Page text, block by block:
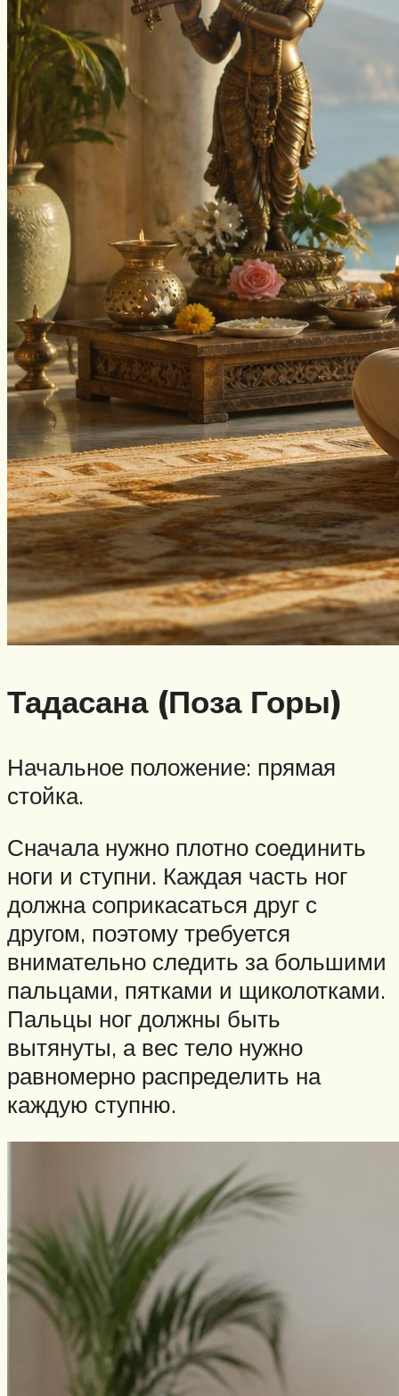
Тадасана (Поза Горы)
Начальное положение: прямая
стойка.
Сначала нужно плотно соединить
ноги и ступни. Каждая часть ног
должна соприкасаться друг с
другом, поэтому требуется
внимательно следить за большими
пальцами, пятками и щиколотками.
Пальцы ног должны быть
вытянуты, а вес тело нужно
равномерно распределить на
каждую ступню.